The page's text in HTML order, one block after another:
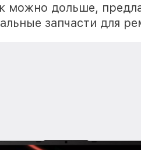
можно дольше,
запчасти для